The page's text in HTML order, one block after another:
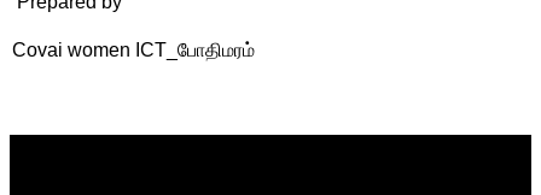
Covai women ICT_போதிமரம்